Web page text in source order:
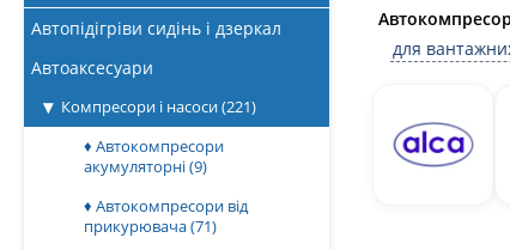
Автопідігріви сидінь і дзеркал
Автоаксесуари
Компресори і насоси(221)
♦ Автокомпресори
акумуляторні(9)
♦ Автокомпресори від
прикурювача(71)
для